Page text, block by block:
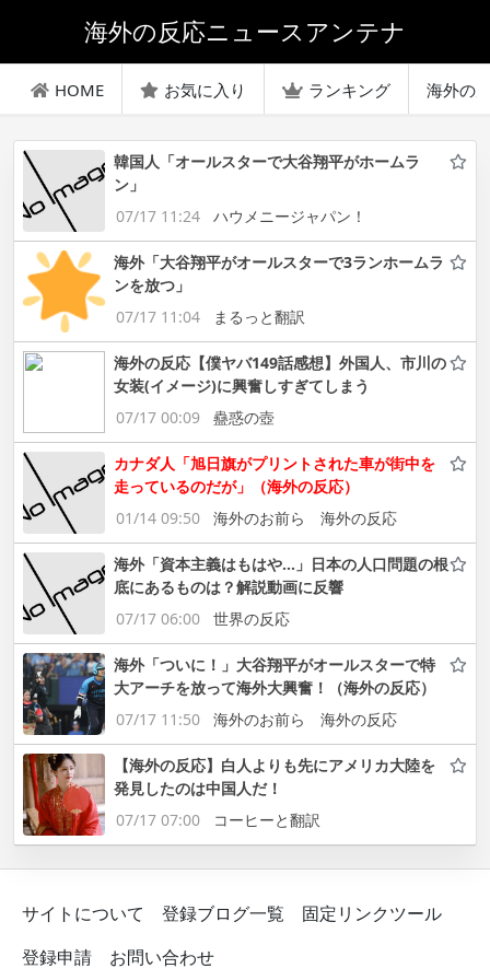
海外の反応ニュースアンテナ
HOME お気に入り ランキング 海外の
韓国人「オールスターで大谷翔平がホームラ
ン」
07/17 11:24
ハウメニージャパン！
海外「大谷翔平がオールスターで3ランホームラ
ンを放つ」
07/17 11:04
まるっと翻訳
海外の反応【僕ヤバ149話感想】外国人、市川の
女装(イメージ)に興奮しすぎてしまう
07/17 00:09
蠱惑の壺
カナダ人「旭日旗がプリントされた車が街中を
走っているのだが」（海外の反応）
01/14 09:50
海外のお前ら 海外の反応
海外「資本主義はもはや…」日本の人口問題の根
底にあるものは？解説動画に反響
07/17 06:00
世界の反応
海外「ついに！」大谷翔平がオールスターで特
大アーチを放って海外大興奮！（海外の反応）
07/17 11:50
海外のお前ら 海外の反応
【海外の反応】白人よりも先にアメリカ大陸を
発見したのは中国人だ！
07/17 07:00
コーヒーと翻訳
サイトについて 登録ブログ一覧
固定リンクツール
登録申請
お問い合わせ